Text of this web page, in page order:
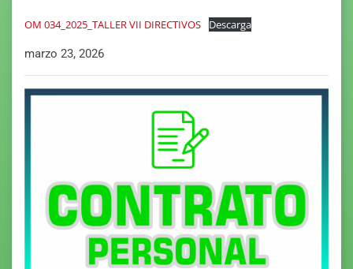
OM 034_2025_TALLER VII DIRECTIVOS Descarga
marzo 23, 2026